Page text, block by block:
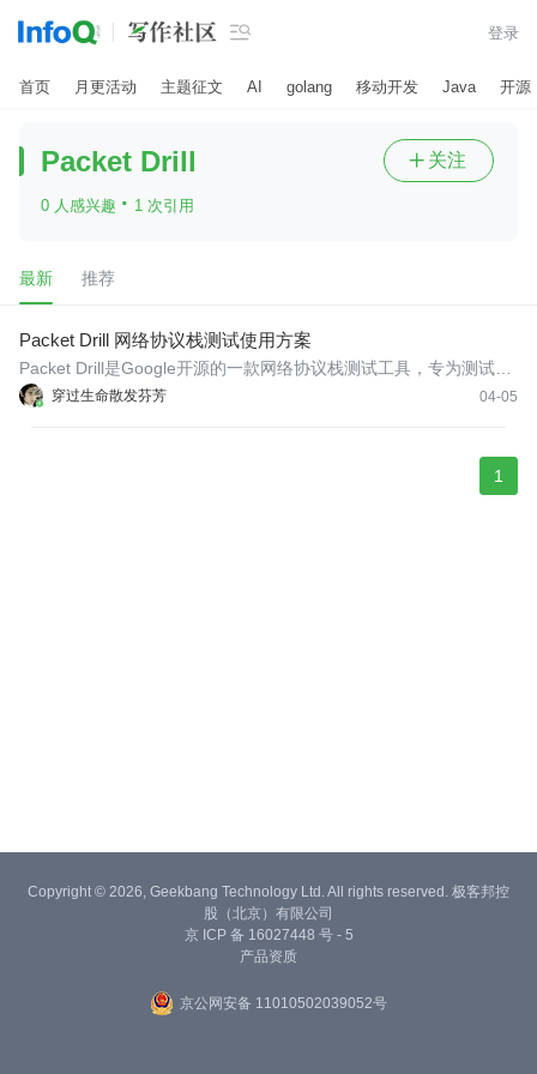
 登录
首页 月更活动 主题征文 AI golang 移动开发 Java 开源
Packet Drill
0 人感兴趣 · 1 次引用
 关注
最新 推荐
Packet Drill 网络协议栈测试使用方案
穿过生命散发芬芳 04-05
Packet Drill是Google开源的一款网络协议栈测试工具，专为测试TC
P、UDP、IP等网络协议栈而设计。
1
Copyright © 2026, Geekbang Technology Ltd. All rights reserved. 极客邦控
股（北京）有限公司
京 ICP 备 16027448 号 - 5
产品资质
京公网安备 11010502039052号